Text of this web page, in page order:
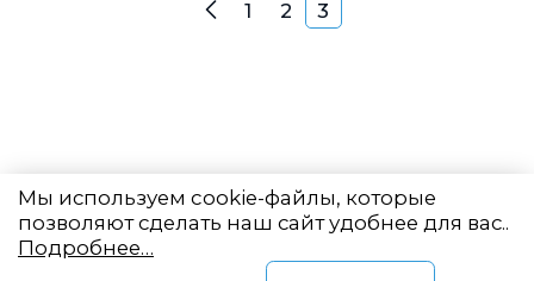
Назад
1 2 3
Мы используем cookie-файлы, которые
позволяют сделать наш сайт удобнее для вас..
Подробнее…